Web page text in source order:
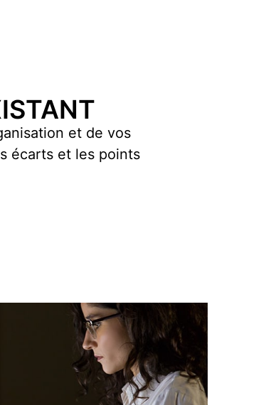
et de vos
écarts et les points